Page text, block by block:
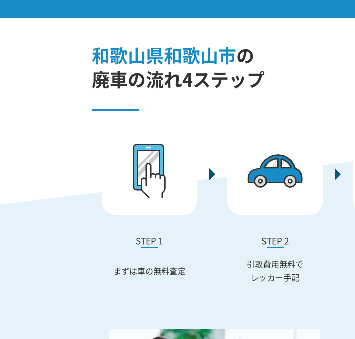
和歌山県和歌山市の
廃車の流れ4ステップ
STEP 1
まずは車の無料査定
STEP 2
引取費用無料で
レッカー手配